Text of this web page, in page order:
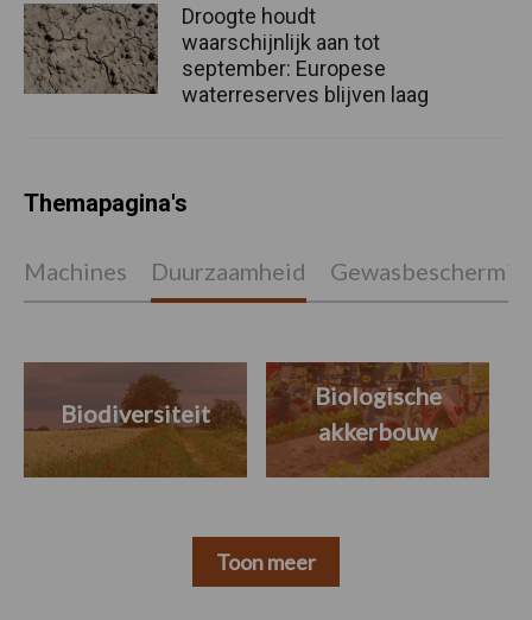
Droogte houdt
waarschijnlijk aan tot
september: Europese
waterreserves blijven laag
Themapagina's
Machines Duurzaamheid
Biodiversiteit
Biologische
akkerbouw
Toon meer